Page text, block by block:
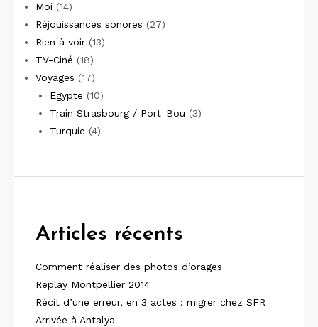
Moi (14)
Réjouissances sonores (27)
Rien à voir (13)
TV-Ciné (18)
Voyages (17)
Egypte (10)
Train Strasbourg / Port-Bou (3)
Turquie (4)
Articles récents
Comment réaliser des photos d’orages
Replay Montpellier 2014
Récit d’une erreur, en 3 actes : migrer chez SFR
Arrivée à Antalya